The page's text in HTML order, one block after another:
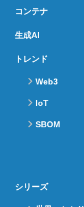
コンテナ
生成AI
トレンド
Web3
IoT
SBOM
シリーズ